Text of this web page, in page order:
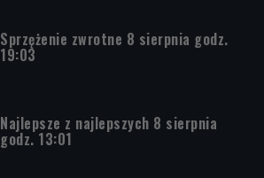
Sprzężenie zwrotne 8 sierpnia godz.
19:03
Najlepsze z najlepszych 8 sierpnia
godz. 13:01